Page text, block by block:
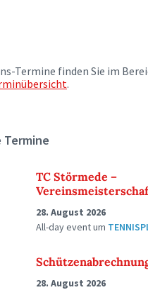
Termine finden Sie im
.
Termine
TC Störmede –
28. August 2026
All-day eventum
28. August 2026